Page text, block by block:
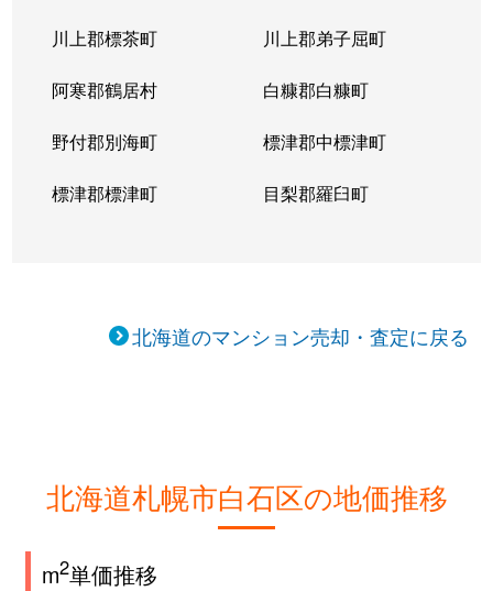
川上郡標茶町 川上郡弟子屈町
阿寒郡鶴居村 白糠郡白糠町
野付郡別海町 標津郡中標津町
標津郡標津町 目梨郡羅臼町
北海道のマンション売却・査定に戻る
北海道札幌市白石区の地価推移
m2単価推移